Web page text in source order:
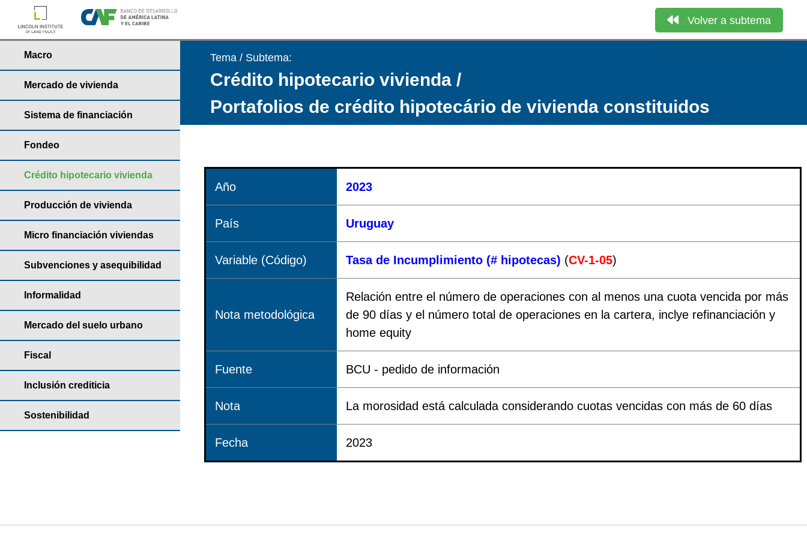
Volver a subtema
Macro
Mercado de vivienda
Sistema de financiación
Fondeo
Crédito hipotecario vivienda
Producción de vivienda
Micro financiación viviendas
Subvenciones y asequibilidad
Informalidad
Mercado del suelo urbano
Fiscal
Inclusión crediticia
Sostenibilidad
Tema / Subtema:
Crédito hipotecario vivienda /
Portafolios de crédito hipotecário de vivienda constituidos
Año 2023
País Uruguay
Variable (Código) Tasa de Incumplimiento (# hipotecas) (CV-1-05)
Nota metodológica
Relación entre el número de operaciones con al menos una cuota vencida por más
de 90 días y el número total de operaciones en la cartera, inclye refinanciación y
home equity
Fuente BCU - pedido de información
Nota La morosidad está calculada considerando cuotas vencidas con más de 60 días
Fecha 2023